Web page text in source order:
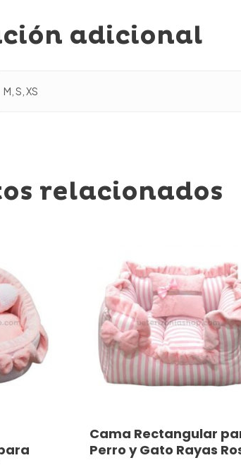
adicional
M, S, XS
relacionados
Seleccionar Opciones
producto
Cama Rectangular
Perro y Gato Rayas